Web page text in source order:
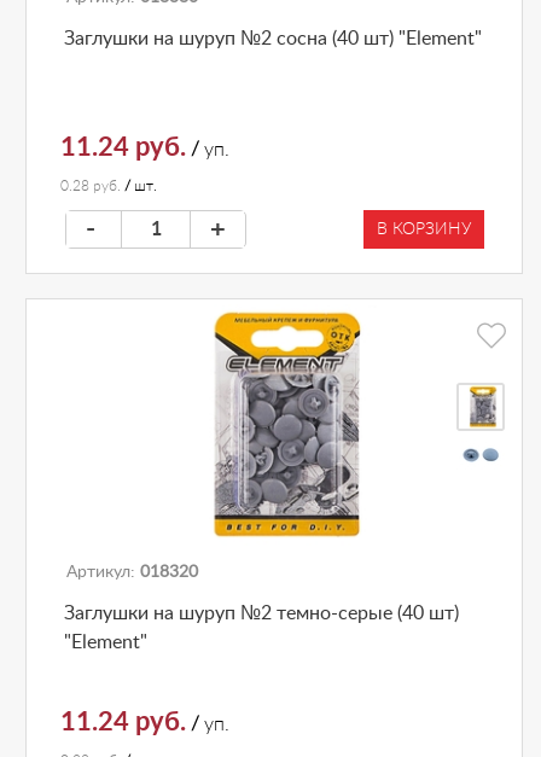
Заглушки на шуруп №2 сосна (40 шт) "Element"
11.24 руб. / уп.
0.28 руб. / шт.
- + В КОРЗИНУ
Артикул: 018320
Заглушки на шуруп №2 темно-серые (40 шт)
"Element"
11.24 руб. / уп.